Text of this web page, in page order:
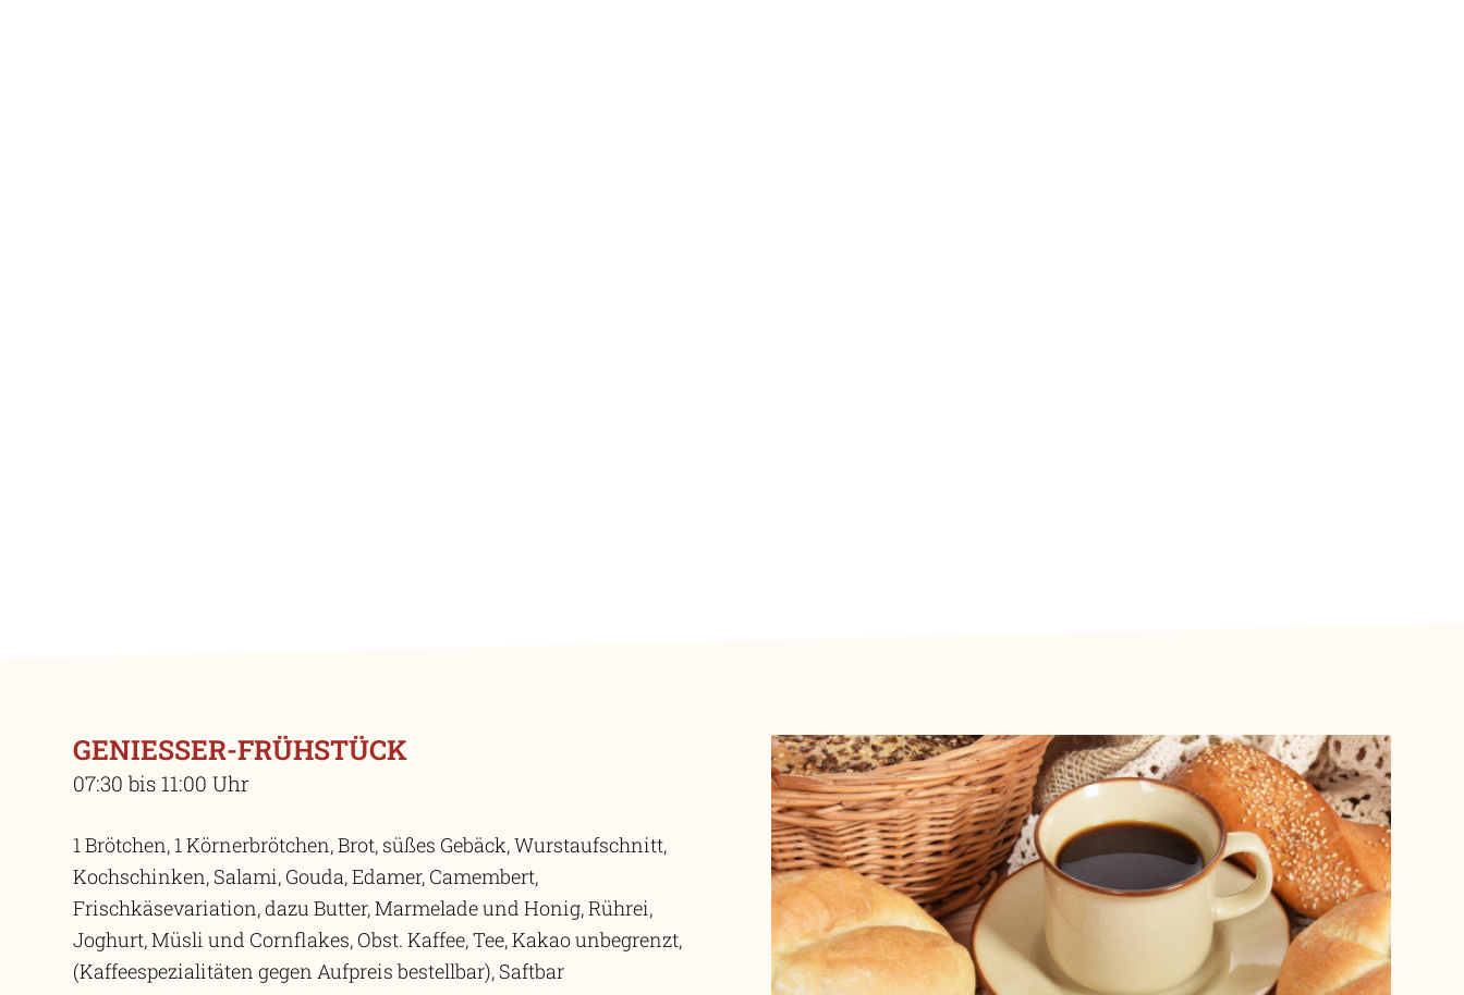
GENIESSER-FRÜHSTÜCK
07:30 bis 11:00 Uhr
1 Brötchen, 1 Körnerbrötchen, Brot, süßes Gebäck, Wurstaufschnitt,
Kochschinken, Salami, Gouda, Edamer, Camembert,
Frischkäsevariation, dazu Butter, Marmelade und Honig, Rührei,
Joghurt, Müsli und Cornflakes, Obst. Kaffee, Tee, Kakao unbegrenzt,
(Kaffeespezialitäten gegen Aufpreis bestellbar), Saftbar